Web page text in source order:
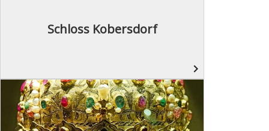
Schloss Kobersdorf
navigate_next